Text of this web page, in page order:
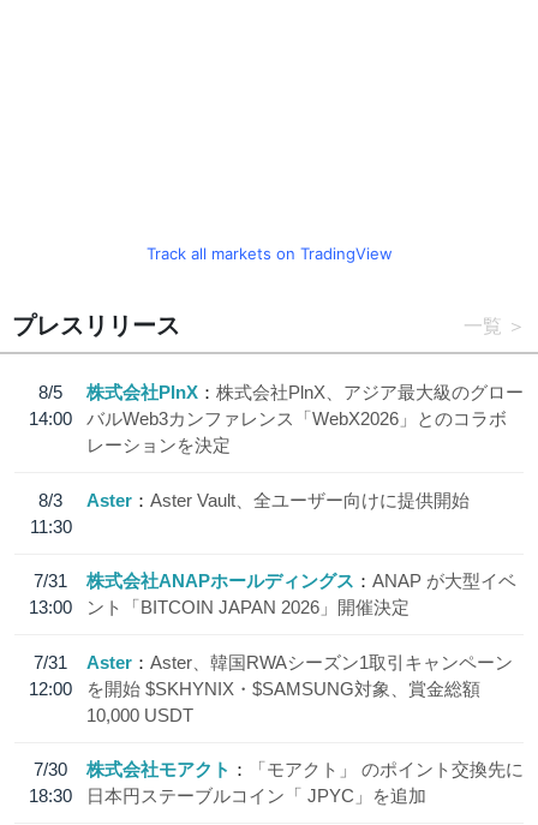
Track all markets on TradingView
プレスリリース 一覧
8/5
14:00
株式会社PlnX
株式会社PlnX、アジア最大級のグロー
バルWeb3カンファレンス「WebX2026」とのコラボ
レーションを決定
8/3
11:30
Aster Aster Vault、全ユーザー向けに提供開始
7/31
13:00
株式会社ANAPホールディングス
ANAP が大型イベ
ント「BITCOIN JAPAN 2026」開催決定
7/31
12:00
Aster
Aster、韓国RWAシーズン1取引キャンペーン
を開始 $SKHYNIX・$SAMSUNG対象、賞金総額
10,000 USDT
7/30
18:30
株式会社モアクト
「モアクト」 のポイント交換先に
日本円ステーブルコイン「 JPYC」を追加